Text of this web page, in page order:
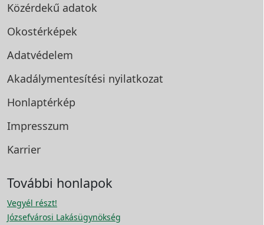
Közérdekű adatok
Okostérképek
Adatvédelem
Akadálymentesítési nyilatkozat
Honlaptérkép
Impresszum
Karrier
További honlapok
Vegyél részt!
Józsefvárosi Lakásügynökség